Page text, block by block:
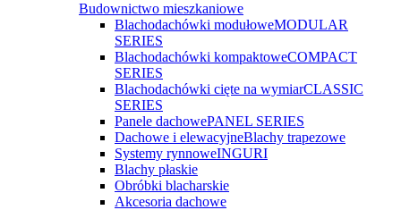
Budownictwo mieszkaniowe
Blachodachówki modułoweMODULAR
SERIES
Blachodachówki kompaktoweCOMPACT
SERIES
Blachodachówki cięte na wymiarCLASSIC
SERIES
Panele dachowePANEL SERIES
Dachowe i elewacyjneBlachy trapezowe
Systemy rynnoweINGURI
Blachy płaskie
Obróbki blacharskie
Akcesoria dachowe